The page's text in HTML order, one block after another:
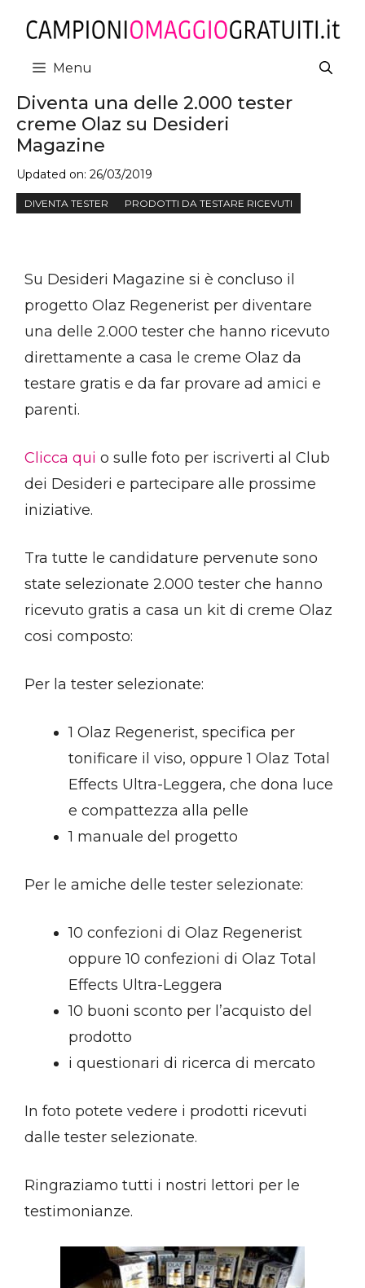
contenuto
Menu
Diventa una delle 2.000 tester
creme Olaz su Desideri
Magazine
Updated on: 26/03/2019
DIVENTA TESTER PRODOTTI DA TESTARE RICEVUTI
Su Desideri Magazine si è concluso il
progetto Olaz Regenerist per diventare
una delle 2.000 tester che hanno ricevuto
direttamente a casa le creme Olaz da
testare gratis e da far provare ad amici e
parenti.
Clicca qui o sulle foto per iscriverti al Club
dei Desideri e partecipare alle prossime
iniziative.
Tra tutte le candidature pervenute sono
state selezionate 2.000 tester che hanno
ricevuto gratis a casa un kit di creme Olaz
cosi composto:
Per la tester selezionate:
1 Olaz Regenerist, specifica per
tonificare il viso, oppure 1 Olaz Total
Effects Ultra-Leggera, che dona luce
e compattezza alla pelle
1 manuale del progetto
Per le amiche delle tester selezionate:
10 confezioni di Olaz Regenerist
oppure 10 confezioni di Olaz Total
Effects Ultra-Leggera
10 buoni sconto per l’acquisto del
prodotto
i questionari di ricerca di mercato
In foto potete vedere i prodotti ricevuti
dalle tester selezionate.
Ringraziamo tutti i nostri lettori per le
testimonianze.